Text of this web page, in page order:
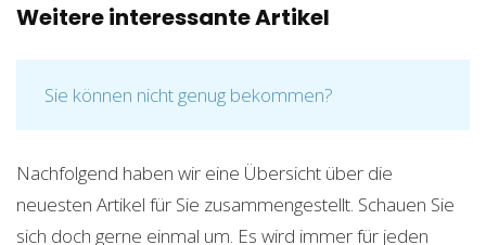
Weitere interessante Artikel
Sie können nicht genug bekommen?
Nachfolgend haben wir eine Übersicht über die
neuesten Artikel für Sie zusammengestellt. Schauen Sie
sich doch gerne einmal um. Es wird immer für jeden